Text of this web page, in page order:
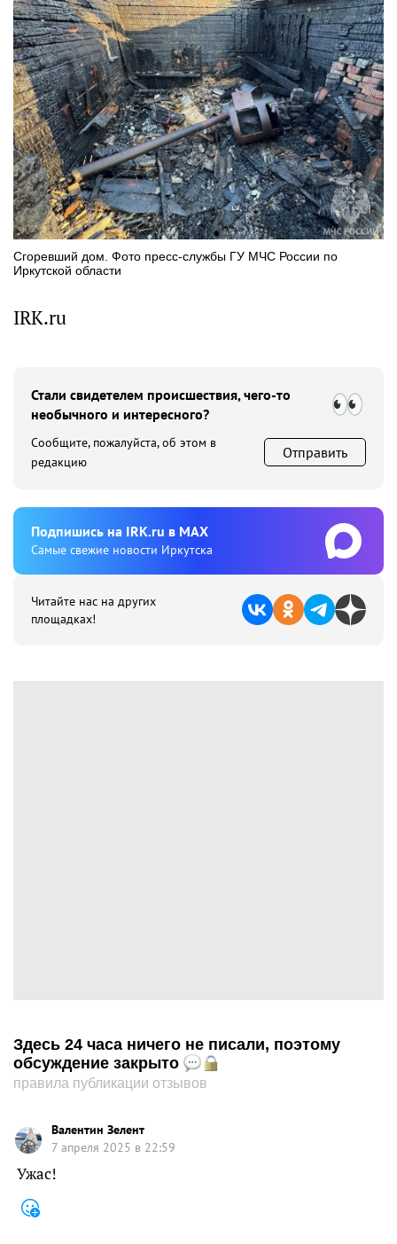
Сгоревший дом. Фото пресс-службы ГУ МЧС России по
Иркутской области
IRK.ru
Стали свидетелем происшествия, чего-то
необычного и интересного?
Сообщите, пожалуйста, об этом в
редакцию
Отправить
Подпишиcь на IRK.ru в MAX
Cамые свежие новости Иркутска
Читайте нас на других
площадках!
Здесь 24 часа ничего не писали, поэтому
обсуждение закрыто
правила публикации отзывов
Валентин Зелент
7 апреля 2025 в 22:59
Ужас!